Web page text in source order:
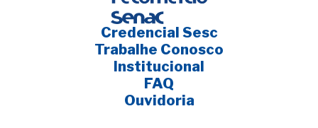
Credencial Sesc
Trabalhe Conosco
Institucional
FAQ
Ouvidoria